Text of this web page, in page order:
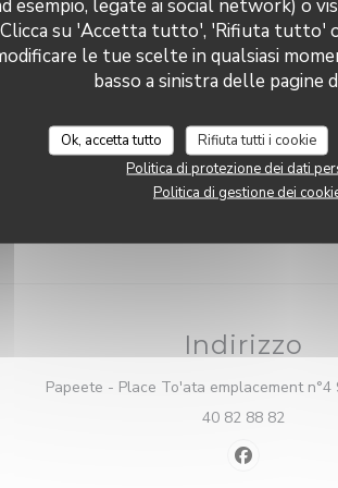
esempio, legate ai social network) o
su 'Accetta tutto', 'Rifiuta tutto'
le tue scelte in qualsiasi
basso a sinistra delle pagine
Ok, accetta tutto Rifiuta tutti i cookie
Politica di protezione dei dati
Politica di gestione dei
con aria condizionata,
Da asporto
pagamento
Ordine di acquisto, JCB,
Contanti, Visa, American
Gio-
Indirizzo
Papeete - Place To'ata emplacement n°4
40 82 88 82
Facebook
Le RAINA